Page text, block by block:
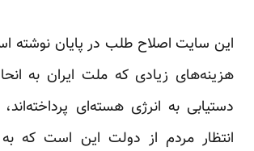
این سایت اصلاح طلب در پایان نوشته
هزینه‌های زیادی که ملت ایران به
دستیابی به انرژی هسته‌ای
انتظار مردم از دولت این است که